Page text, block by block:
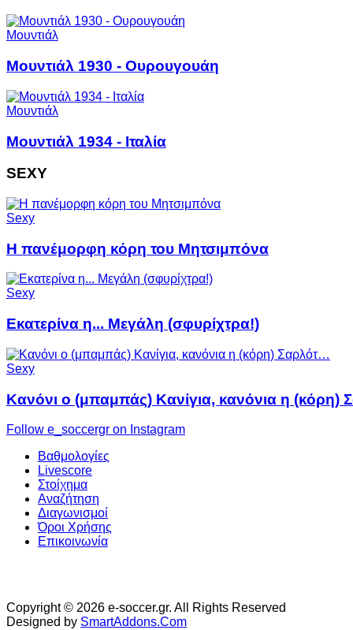
Μουντιάλ
Μουντιάλ 1930 - Ουρουγουάη
Μουντιάλ
Μουντιάλ 1934 - Ιταλία
SEXY
Sexy
Η πανέμορφη κόρη του Μητσιμπόνα
Sexy
Εκατερίνα η... Mεγάλη (σφυρίχτρα!)
Sexy
Κανόνι ο (μπαμπάς) Κανίγια, κανόνια η (κόρη)
Follow e_soccergr on Instagram
Βαθμολογίες
Livescore
Στοίχημα
Αναζήτηση
Διαγωνισμοί
Όροι Χρήσης
Επικοινωνία
Copyright © 2026 e-soccer.gr. All Rights Reserved
Designed by SmartAddons.Com